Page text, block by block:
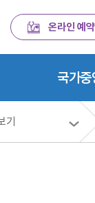
온라인 예약
국가중
기